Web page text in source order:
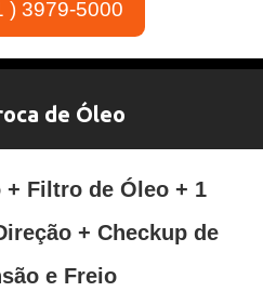
) 3979-5000
de Óleo
Filtro de Óleo + 1
+ Checkup de
e Freio